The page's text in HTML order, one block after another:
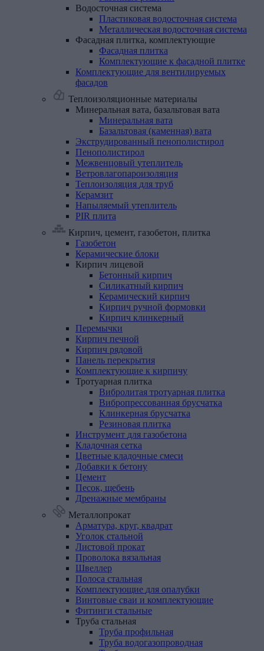
Водосточная система
Пластиковая водосточная система
Металлическая водосточная система
Фасадная плитка, комплектующие
Фасадная плитка
Комплектующие к фасадной плитке
Комплектующие для вентилируемых
фасадов
Теплоизоляционные материалы
Минеральная вата, базальтовая вата
Минеральная вата
Базальтовая (каменная) вата
Экструдированный пенополистирол
Пенополистирол
Межвенцовый утеплитель
Ветровлагопароизоляция
Теплоизоляция для труб
Керамзит
Напыляемый утеплитель
PIR плита
Кирпич, цемент, газобетон, плитка
Газобетон
Керамические блоки
Кирпич лицевой
Бетонный кирпич
Силикатный кирпич
Керамический кирпич
Кирпич ручной формовки
Кирпич клинкерный
Перемычки
Кирпич печной
Кирпич рядовой
Панель перекрытия
Комплектующие к кирпичу
Тротуарная плитка
Вибролитая тротуарная плитка
Вибропрессованная брусчатка
Клинкерная брусчатка
Резиновая плитка
Инструмент для газобетона
Кладочная сетка
Цветные кладочные смеси
Добавки к бетону
Цемент
Песок, щебень
Дренажные мембраны
Металлопрокат
Арматура, круг, квадрат
Уголок стальной
Листовой прокат
Проволока вязальная
Швеллер
Полоса стальная
Комплектующие для опалубки
Винтовые сваи и комплектующие
Фитинги стальные
Труба стальная
Труба профильная
Труба водогазопроводная